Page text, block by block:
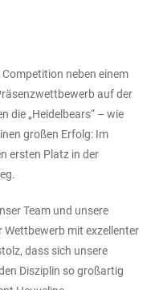
neben einem
auf der
die „Heidelbears“ – wie
großen Erfolg: Im
ersten Platz in der
Team und unsere
Wettbewerb mit exzellenter
dass sich unsere
Disziplin so großartig